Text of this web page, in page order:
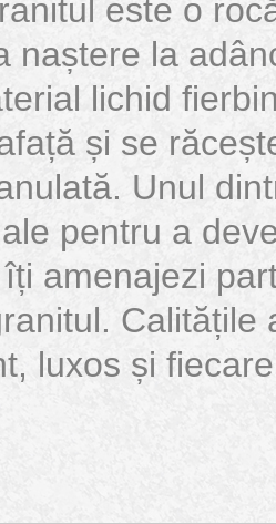
este o
naștere la
lichid
și se
Unul
pentru a
amenajezi
Calitățile
luxos și